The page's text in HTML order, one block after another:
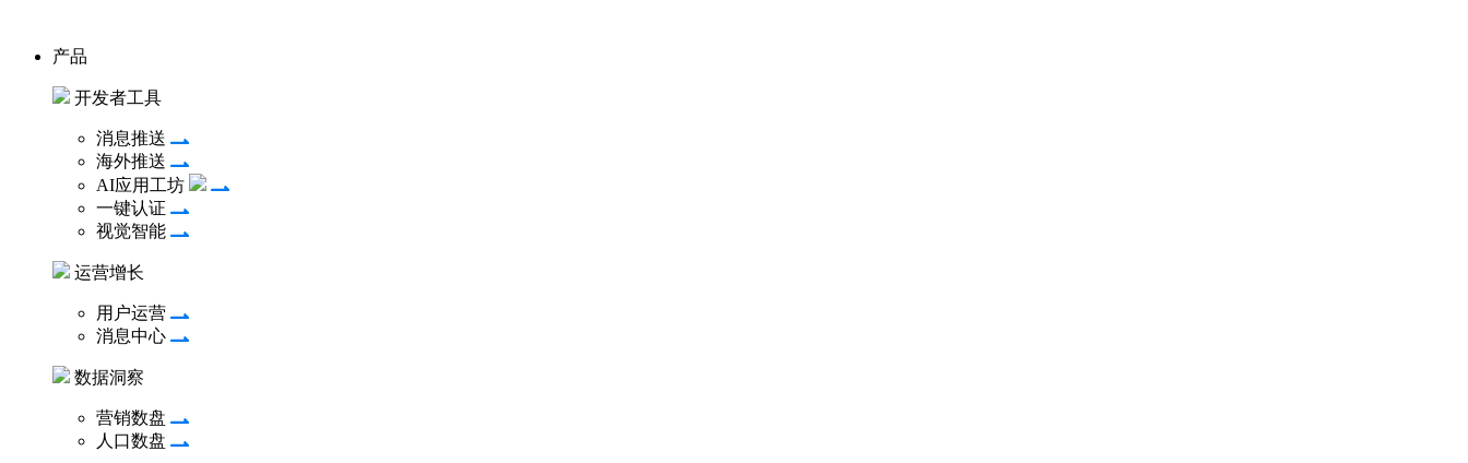
产品
开发者工具
消息推送
海外推送
AI应用工坊
一键认证
视觉智能
运营增长
用户运营
消息中心
数据洞察
营销数盘
人口数盘